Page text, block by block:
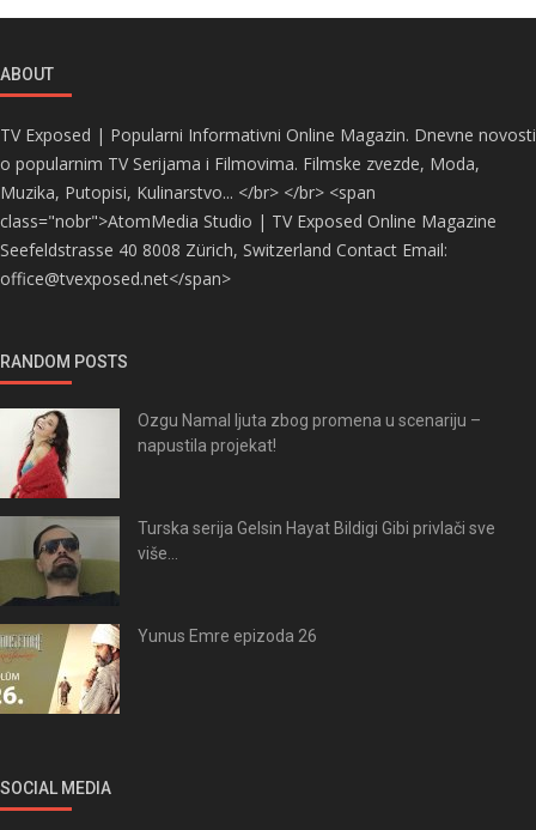
ABOUT
TV Exposed | Popularni Informativni Online Magazin. Dnevne novosti
o popularnim TV Serijama i Filmovima. Filmske zvezde, Moda,
Muzika, Putopisi, Kulinarstvo... </br> </br> <span
class="nobr">AtomMedia Studio | TV Exposed Online Magazine
Seefeldstrasse 40 8008 Zürich, Switzerland Contact Email:
office@tvexposed.net</span>
RANDOM POSTS
Ozgu Namal ljuta zbog promena u scenariju –
napustila projekat!
Turska serija Gelsin Hayat Bildigi Gibi privlači sve
više...
Yunus Emre epizoda 26
SOCIAL MEDIA